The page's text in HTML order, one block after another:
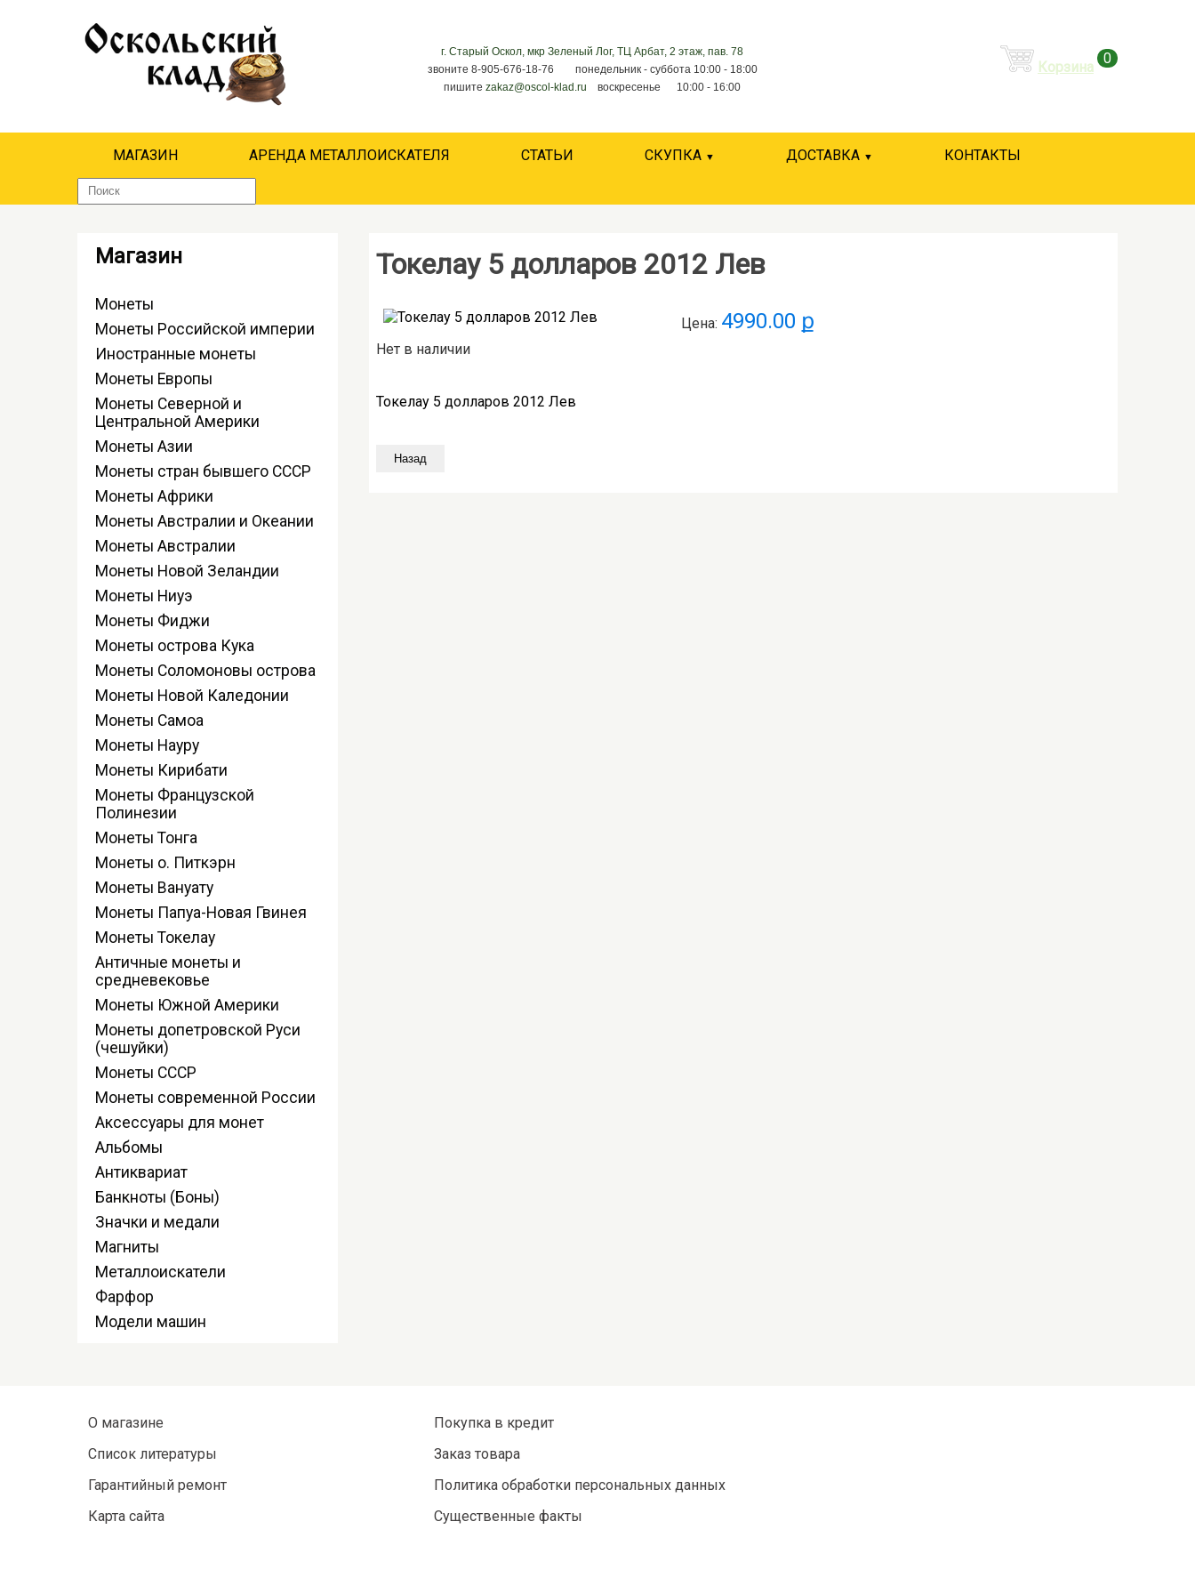
г. Старый Оскол, мкр Зеленый Лог, ТЦ Арбат, 2 этаж, пав. 78
звоните 8-905-676-18-76 понедельник - суббота 10:00 - 18:00
пишитеzakaz@oscol-klad.ru воскресенье 10:00 - 16:00
Корзина
0
МАГАЗИН АРЕНДА МЕТАЛЛОИСКАТЕЛЯ СТАТЬИ СКУПКА ДОСТАВКА КОНТАКТЫ
Токелау 5 долларов 2012 Лев
Цена: 4990.00 ք
Нет в наличии
Токелау 5 долларов 2012 Лев
Магазин
Монеты
Монеты Российской империи
Иностранные монеты
Монеты Европы
Монеты Северной и
Центральной Америки
Монеты Азии
Монеты стран бывшего СССР
Монеты Африки
Монеты Австралии и Океании
Монеты Австралии
Монеты Новой Зеландии
Монеты Ниуэ
Монеты Фиджи
Монеты острова Кука
Монеты Соломоновы острова
Монеты Новой Каледонии
Монеты Самоа
Монеты Науру
Монеты Кирибати
Монеты Французской
Полинезии
Монеты Тонга
Монеты о. Питкэрн
Монеты Вануату
Монеты Папуа-Новая Гвинея
Монеты Токелау
Античные монеты и
средневековье
Монеты Южной Америки
Монеты допетровской Руси
(чешуйки)
Монеты СССР
Монеты современной России
Аксессуары для монет
Альбомы
Антиквариат
Банкноты (Боны)
Значки и медали
Магниты
Металлоискатели
Фарфор
Модели машин
О магазине
Список литературы
Гарантийный ремонт
Карта сайта
Покупка в кредит
Заказ товара
Политика обработки персональных данных
Существенные факты